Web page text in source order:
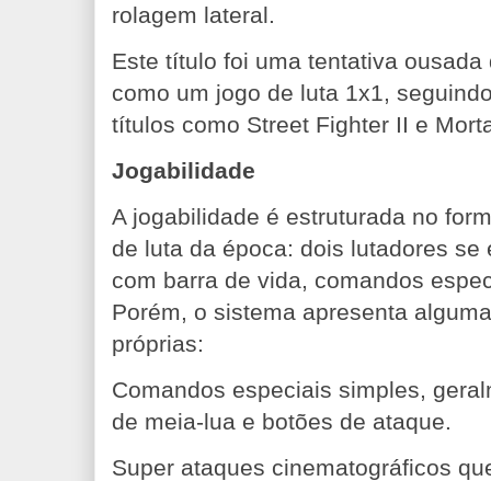
rolagem lateral.
Este título foi uma tentativa
como um jogo de luta 1x1,
títulos como Street Fighter II e
Jogabilidade
A jogabilidade é estruturada no
de luta da época: dois lutadores se
com barra de vida, comandos
Porém, o sistema apresenta
próprias:
Comandos especiais simples,
de meia-lua e botões de ataque.
Super ataques cinematográficos